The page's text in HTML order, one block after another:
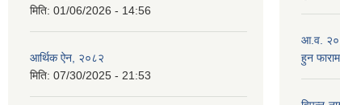
मिति: 01/06/2026 - 14:56
आर्थिक ऐन, २०८२
मिति: 07/30/2025 - 21:53
आ.व.
हुन फाराम